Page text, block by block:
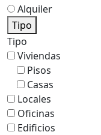
Alquiler
Tipo
Tipo
Viviendas
Pisos
Casas
Locales
Oficinas
Edificios